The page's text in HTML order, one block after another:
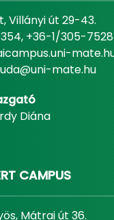
Villányi út 29-43.
+36-1/305-7528
mate.hu
Diána
CAMPUS
Mátrai út 36.